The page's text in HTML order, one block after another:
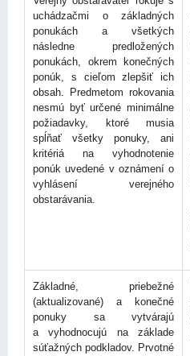
uchádzačmi o základných
ponukách a všetkých
následne predložených
ponukách, okrem konečných
ponúk, s cieľom zlepšiť ich
obsah. Predmetom rokovania
nesmú byť určené minimálne
požiadavky, ktoré musia
spĺňať všetky ponuky, ani
kritériá na vyhodnotenie
ponúk uvedené v oznámení o
vyhlásení verejného
obstarávania.
Základné, priebežné
(aktualizované) a konečné
ponuky sa vytvárajú
a vyhodnocujú na základe
súťažných podkladov. Prvotné